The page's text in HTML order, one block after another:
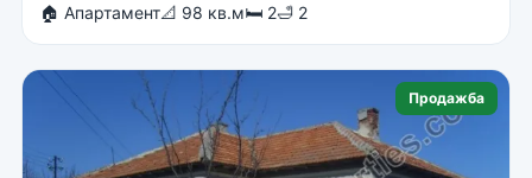
🏠 Апартамент📐 98 кв.м🛏 2🛁 2
Продажба